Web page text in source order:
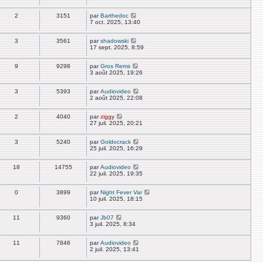
2 3151 parBarthedoc
7 oct. 2025, 13:40
3 3561 parshadowski
17 sept. 2025, 8:59
9 9298 parGros Rems
3 août 2025, 19:26
3 5393 parAudiovideo
2 août 2025, 22:08
2 4040 parziggy
27 juil. 2025, 20:21
3 5240 parGoldocrack
25 juil. 2025, 16:29
18 14755 parAudiovideo
22 juil. 2025, 19:35
0 3899 parNight Fever Var
10 juil. 2025, 18:15
11 9360 parJb07
3 juil. 2025, 8:34
11 7846 parAudiovideo
2 juil. 2025, 13:41